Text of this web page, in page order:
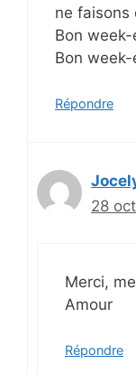
ne faisons
Bon
Bon
Répondre
28
Merci,
Amour
Répondre